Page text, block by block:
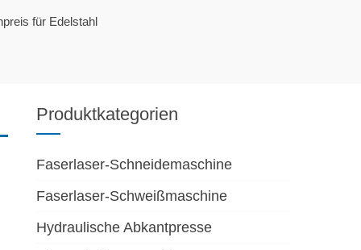
für Edelstahl
Produktkategorien
Faserlaser-Schneidemaschine
Faserlaser-Schweißmaschine
Hydraulische Abkantpresse